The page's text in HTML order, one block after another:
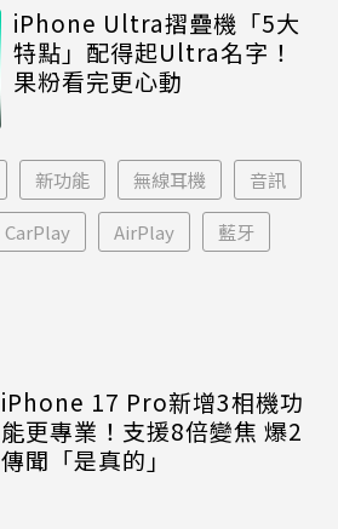
iPhone Ultra摺疊機「5大
特點」配得起Ultra名字！
果粉看完更心動
新功能 無線耳機 音訊
CarPlay AirPlay 藍牙
iPhone 17 Pro新增3相機功
能更專業！支援8倍變焦 爆2
傳聞「是真的」